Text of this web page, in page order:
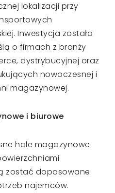
lokalizacji przy
Inwestycja została
o firmach z branży
dystrybucyjnej oraz
nowoczesnej i
magazynowej.
i biurowe
hale magazynowe
zostać dopasowane
najemców.